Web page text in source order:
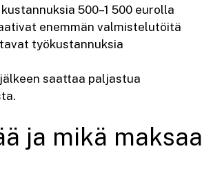
500–1 500 eurolla
enemmän valmistelutöitä
työkustannuksia
saattaa paljastua
ja mikä maksaa